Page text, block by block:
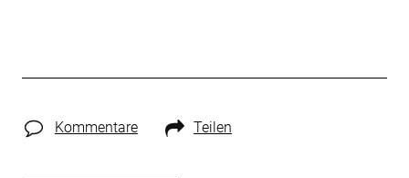
Kommentare Teilen